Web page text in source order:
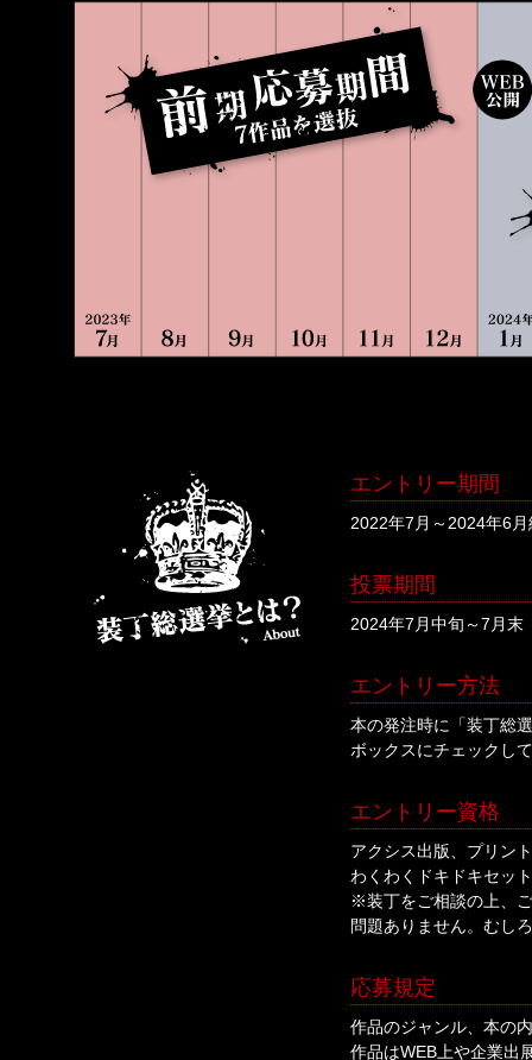
エントリー期間
2022年7月～2024年6月
投票期間
2024年7月中旬～7月末
エントリー方法
本の発注時に「装丁総
ボックスにチェックし
エントリー資格
アクシス出版、プリン
わくわくドキドキセッ
※装丁をご相談の上、
問題ありません。むし
応募規定
作品のジャンル、本の
作品はWEB上や企業出